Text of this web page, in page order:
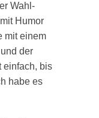
Wahl-
Humor
mit einem
der
einfach, bis
habe es